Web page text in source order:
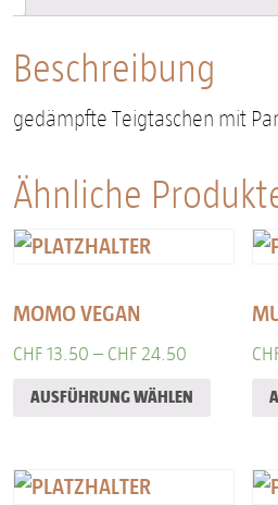
Beschreibung
gedämpfte Teigtaschen mit
Ähnliche
MOMO VEGAN
CHF 13.50 – CHF 24.50
AUSFÜHRUNG WÄHLEN